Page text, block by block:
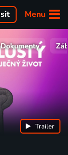
Menu
Dokumenty
Trailer